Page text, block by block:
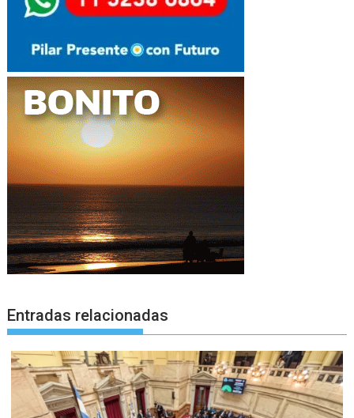
Entradas relacionadas